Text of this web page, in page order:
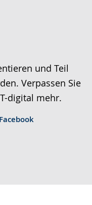
und Teil
Verpassen Sie
digital mehr.